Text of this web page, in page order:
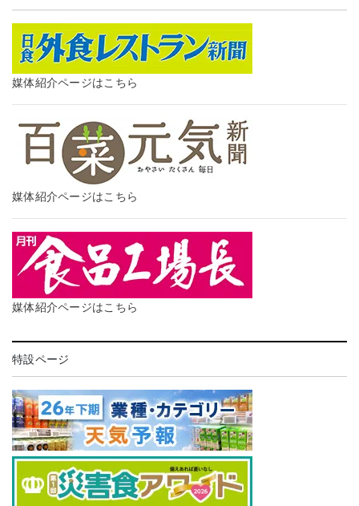
媒体紹介ページはこちら
媒体紹介ページはこちら
媒体紹介ページはこちら
特設ページ